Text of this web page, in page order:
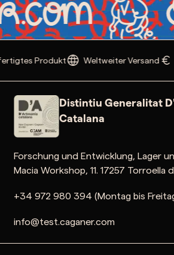
Produkt Weltweiter Versand
Distintiu Generalitat
Catalana
Forschung und Entwicklung, Lager
Macia Workshop, 11. 17257 Torroella
+34 972 980 394 (Montag bis
info@test.caganer.com